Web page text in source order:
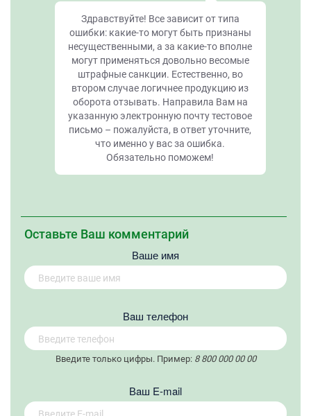
Здравствуйте! Все зависит от типа
ошибки: какие-то могут быть признаны
несущественными, а за какие-то вполне
могут применяться довольно весомые
штрафные санкции. Естественно, во
втором случае логичнее продукцию из
оборота отзывать. Направила Вам на
указанную электронную почту тестовое
письмо – пожалуйста, в ответ уточните,
что именно у вас за ошибка.
Обязательно поможем!
Оставьте Ваш комментарий
Ваше имя
Вaш телефон
Введите только цифры. Пример: 8 800 000 00 00
Вaш E-mail